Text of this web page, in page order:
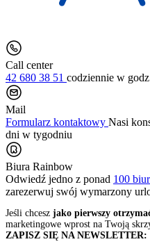
Call center
42 680 38 51 codziennie w
Mail
Formularz kontaktowy Nasi
dni w tygodniu
Biura Rainbow
Odwiedź jedno z ponad 100
zarezerwuj swój wymarzony
Jeśli chcesz jako pierwszy
marketingowe wprost na Twoją
ZAPISZ SIĘ NA NEWSLETTER: